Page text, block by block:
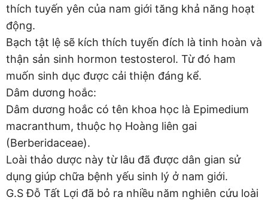
thích tuyến yên của nam giới tăng khả năng hoạt
động.
Bạch tật lệ sẽ kích thích tuyến đích là tinh hoàn và
thận sản sinh hormon testosterol. Từ đó ham
muốn sinh dục được cải thiện đáng kể.
Dâm dương hoắc:
Dâm dương hoắc có tên khoa học là Epimedium
macranthum, thuộc họ Hoàng liên gai
(Berberidaceae).
Loài thảo dược này từ lâu đã được dân gian sử
dụng giúp chữa bệnh yếu sinh lý ở nam giới.
G.S Đỗ Tất Lợi đã bỏ ra nhiều năm nghiên cứu loài